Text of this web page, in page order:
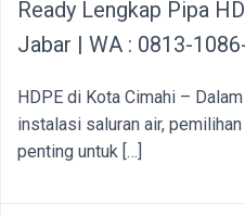
Ready Lengkap Pipa
Jabar | WA : 0813-
HDPE di Kota Cimahi –
instalasi saluran air,
penting untuk […]